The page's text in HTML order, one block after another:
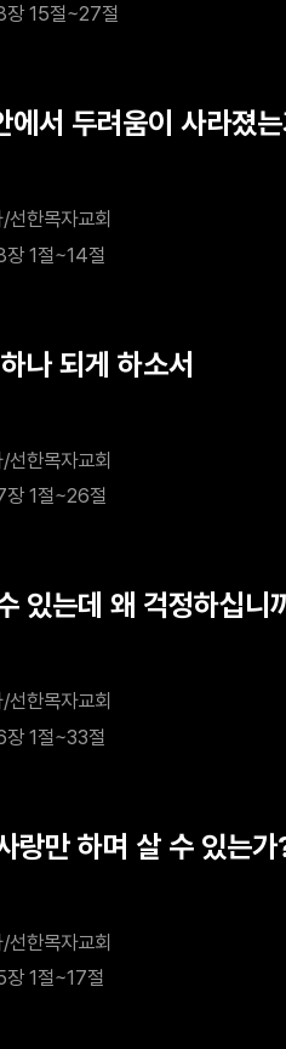
장 15절~27절
서 두려움이 사라졌
선한목자교회
장 1절~14절
나 되게 하소서
선한목자교회
장 1절~26절
있는데 왜 걱정하십니
선한목자교회
장 1절~33절
랑만 하며 살 수 있는가
선한목자교회
장 1절~17절